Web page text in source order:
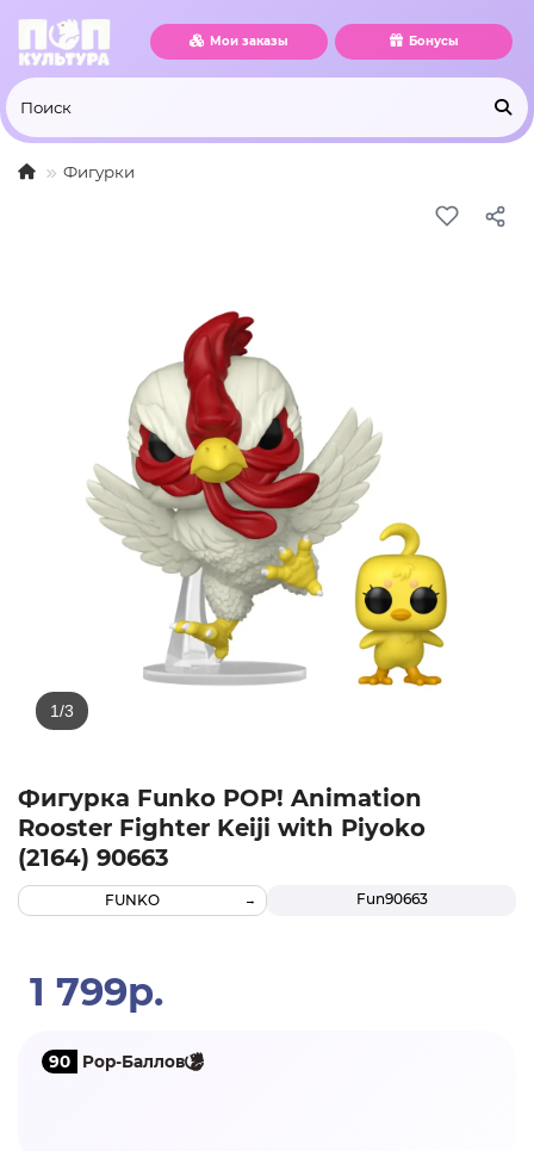
Мои заказы Бонусы
Фигурки
Фигурка Funko POP! Animation
Rooster Fighter Keiji with Piyoko
(2164) 90663
Fun90663
FUNKO
1 799р.
90 Pop-Баллов